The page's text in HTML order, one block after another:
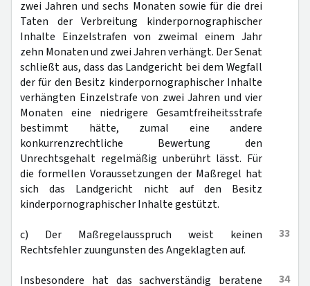
zwei Jahren und sechs Monaten sowie für die drei
Taten der Verbreitung kinderpornographischer
Inhalte Einzelstrafen von zweimal einem Jahr
zehn Monaten und zwei Jahren verhängt. Der Senat
schließt aus, dass das Landgericht bei dem Wegfall
der für den Besitz kinderpornographischer Inhalte
verhängten Einzelstrafe von zwei Jahren und vier
Monaten eine niedrigere Gesamtfreiheitsstrafe
bestimmt hätte, zumal eine andere
konkurrenzrechtliche Bewertung den
Unrechtsgehalt regelmäßig unberührt lässt. Für
die formellen Voraussetzungen der Maßregel hat
sich das Landgericht nicht auf den Besitz
kinderpornographischer Inhalte gestützt.
33
c) Der Maßregelausspruch weist keinen
Rechtsfehler zuungunsten des Angeklagten auf.
34
Insbesondere hat das sachverständig beratene